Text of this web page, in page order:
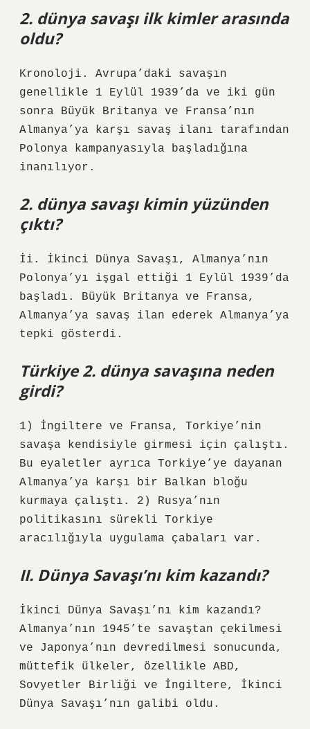
2. dünya savaşı ilk kimler arasında
oldu?
Kronoloji. Avrupa’daki savaşın
genellikle 1 Eylül 1939’da ve iki gün
sonra Büyük Britanya ve Fransa’nın
Almanya’ya karşı savaş ilanı tarafından
Polonya kampanyasıyla başladığına
inanılıyor.
2. dünya savaşı kimin yüzünden
çıktı?
İi. İkinci Dünya Savaşı, Almanya’nın
Polonya’yı işgal ettiği 1 Eylül 1939’da
başladı. Büyük Britanya ve Fransa,
Almanya’ya savaş ilan ederek Almanya’ya
tepki gösterdi.
Türkiye 2. dünya savaşına neden
girdi?
1) İngiltere ve Fransa, Torkiye’nin
savaşa kendisiyle girmesi için çalıştı.
Bu eyaletler ayrıca Torkiye’ye dayanan
Almanya’ya karşı bir Balkan bloğu
kurmaya çalıştı. 2) Rusya’nın
politikasını sürekli Torkiye
aracılığıyla uygulama çabaları var.
II. Dünya Savaşı’nı kim kazandı?
İkinci Dünya Savaşı’nı kim kazandı?
Almanya’nın 1945’te savaştan çekilmesi
ve Japonya’nın devredilmesi sonucunda,
müttefik ülkeler, özellikle ABD,
Sovyetler Birliği ve İngiltere, İkinci
Dünya Savaşı’nın galibi oldu.